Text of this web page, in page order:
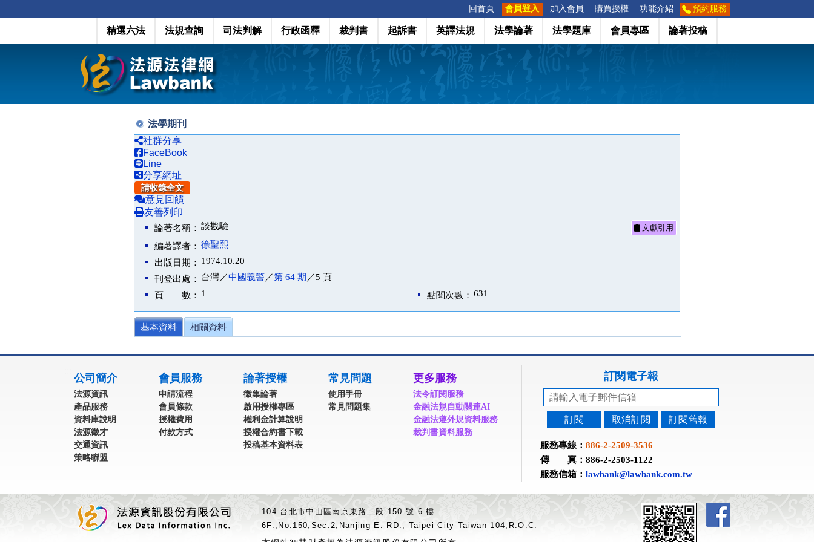
回首頁 會員登入 加入會員 購買授權 功能介紹 預約服務
精選六法 法規查詢 司法判解 行政函釋 裁判書 起訴書 英譯法規 法學論著 法學題庫 會員專區 論著投稿
法學期刊
社群分享
FaceBook
Line
分享網址
請收錄全文
意見回饋
友善列印
論著名稱： 談戡驗 文獻引用
編著譯者： 徐聖熙
出版日期： 1974.10.20
刊登出處： 台灣／中國義警／第 64 期 ／5 頁
頁 數： 1 點閱次數： 631
基本資料 相關資料
公司簡介
法源資訊
產品服務
資料庫說明
法源徵才
交通資訊
策略聯盟
會員服務
申請流程
會員條款
授權費用
付款方式
論著授權
徵集論著
啟用授權專區
權利金計算說明
授權合約書下載
投稿基本資料表
常見問題
使用手冊
常見問題集
更多服務
法令訂閱服務
金融法規自動關連AI
金融法遵外規資料服務
裁判書資料服務
訂閱電子報
訂閱 取消訂閱 訂閱舊報
服務專線： 886-2-2509-3536
傳 真：886-2-2503-1122
服務信箱： lawbank@lawbank.com.tw
104 台北市中山區南京東路二段 150 號 6 樓
6F.,No.150,Sec.2,Nanjing E. RD., Taipei City Taiwan 104,R.O.C.